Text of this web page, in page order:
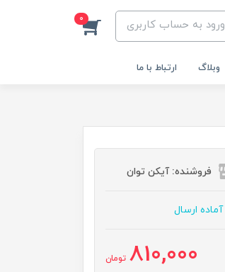
ورود به حساب کاربری 0
وبلاگ ارتباط با ما
فروشنده: آیکن توان
آماده ارسال
810,000 تومان